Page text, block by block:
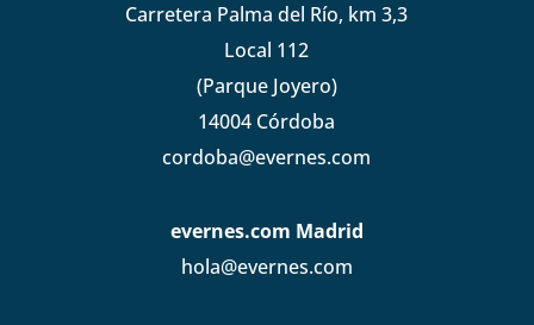
Carretera Palma del Río, km 3,3
Local 112
(Parque Joyero)
14004 Córdoba
cordoba@evernes.com
evernes.com Madrid
hola@evernes.com